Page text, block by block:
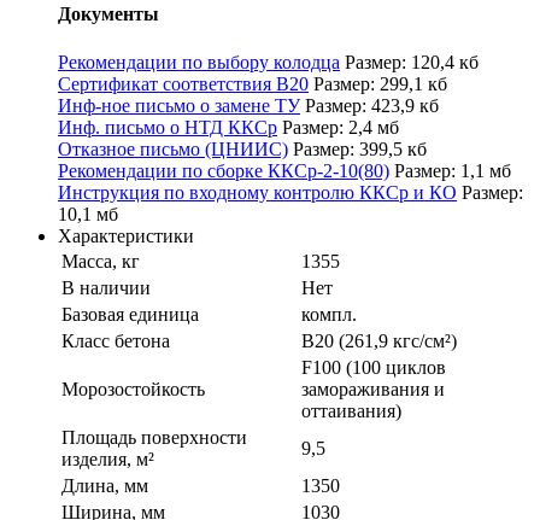
Документы
Рекомендации по выбору колодца Размер: 120,4 кб
Сертификат соответствия B20 Размер: 299,1 кб
Инф-ное письмо о замене ТУ Размер: 423,9 кб
Инф. письмо о НТД ККСр Размер: 2,4 мб
Отказное письмо (ЦНИИС) Размер: 399,5 кб
Рекомендации по сборке ККСр-2-10(80) Размер: 1,1 мб
Инструкция по входному контролю ККСр и КО Размер:
10,1 мб
Характеристики
Масса, кг
1355
В наличии
Нет
Базовая единица
компл.
Класс бетона
В20 (261,9 кгс/см²)
Морозостойкость
F100 (100 циклов
замораживания и
оттаивания)
Площадь поверхности
изделия, м²
9,5
Длина, мм
1350
Ширина, мм
1030